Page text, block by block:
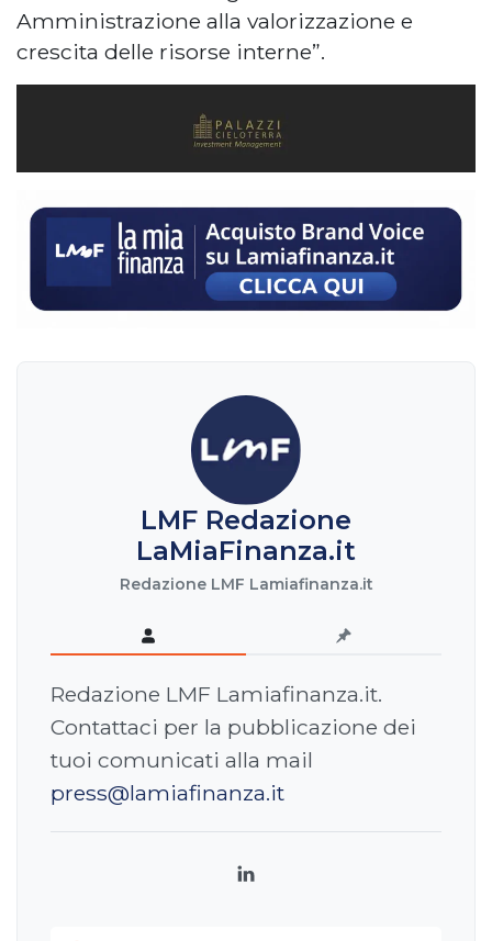
Amministrazione alla valorizzazione e
crescita delle risorse interne”.
LMF Redazione
LaMiaFinanza.it
Redazione LMF Lamiafinanza.it
Redazione LMF Lamiafinanza.it.
Contattaci per la pubblicazione dei
tuoi comunicati alla mail
press@lamiafinanza.it
LinkedIn